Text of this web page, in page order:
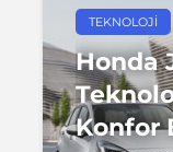
TEKNOLOJI
Honda
Konfor